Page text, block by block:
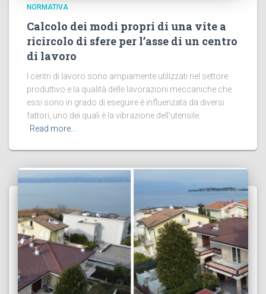
NORMATIVA
Calcolo dei modi propri di una vite a
ricircolo di sfere per l’asse di un centro
di lavoro
I centri di lavoro sono ampiamente utilizzati nel settore
produttivo e la qualità delle lavorazioni meccaniche che
essi sono in grado di eseguire è influenzata da diversi
fattori, uno dei quali è la vibrazione dell’utensile.
Read more…